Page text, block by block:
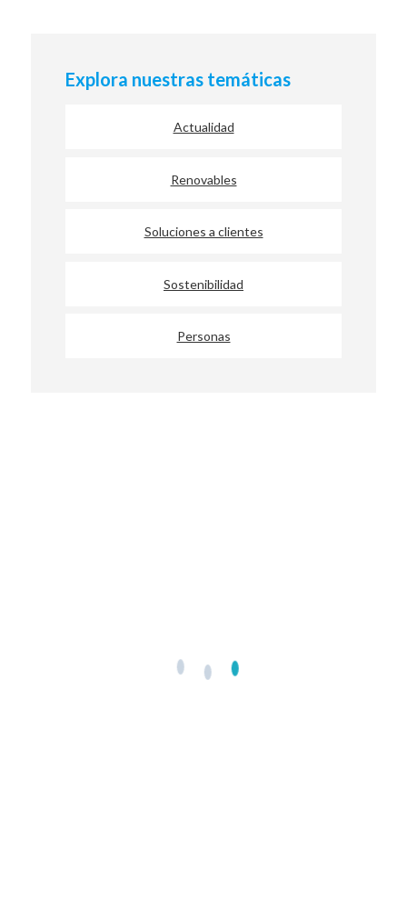
Explora nuestras temáticas
Actualidad
Renovables
Soluciones a clientes
Sostenibilidad
Personas